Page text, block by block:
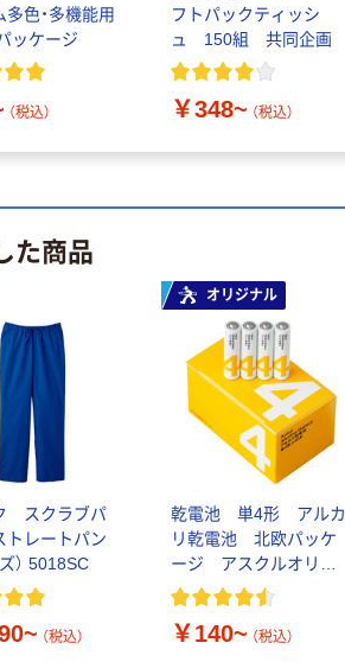
多色・多機能用
ッケージ
（税込）
フトパックティッシ
ュ 150組 共同企画
￥348~ （税込）
た商品
スクラブパ
レートパン
） 5018SC
（税込）
オリジナル
乾電池 単4形 アルカ
リ乾電池 北欧パッケ
ージ アスクルオリジ
ナル
￥140~ （税込）